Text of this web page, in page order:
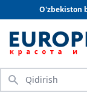
O'zbekiston
Qidirish